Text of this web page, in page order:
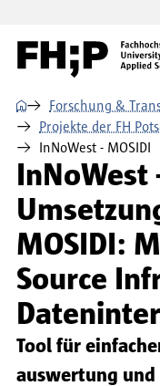
Direkt zur
⌂
Forschung &
Projekte der FH
InNoWest - MOSIDI
InNoWest
MOSIDI:
Source
Tool für
auswertung